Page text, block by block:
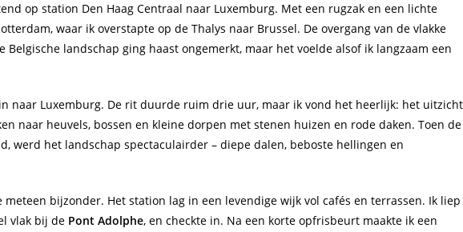
op station Den Haag Centraal naar Luxemburg. Met een rugzak en een lichte
waar ik overstapte op de Thalys naar Brussel. De overgang van de vlakke
landschap ging haast ongemerkt, maar het voelde alsof ik langzaam een
naar Luxemburg. De rit duurde ruim drie uur, maar ik vond het heerlijk: het uitzicht
naar heuvels, bossen en kleine dorpen met stenen huizen en rode daken. Toen de
werd het landschap spectaculairder – diepe dalen, beboste hellingen en
meteen bijzonder. Het station lag in een levendige wijk vol cafés en terrassen. Ik liep
vlak bij de Pont Adolphe, en checkte in. Na een korte opfrisbeurt maakte ik een